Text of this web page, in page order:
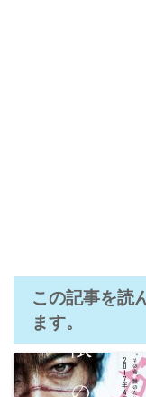
この記事を読
ます。